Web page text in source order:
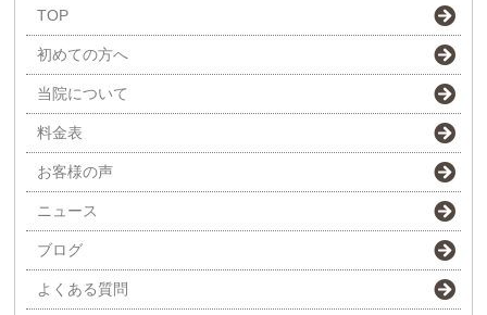
TOP
初めての方へ
当院について
料金表
お客様の声
ニュース
ブログ
よくある質問